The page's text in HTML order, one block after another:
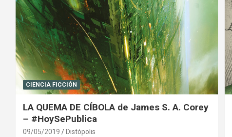
CIENCIA FICCIÓN
LA QUEMA DE CÍBOLA de James S. A. Corey
– #HoySePublica
09/05/2019 Distópolis